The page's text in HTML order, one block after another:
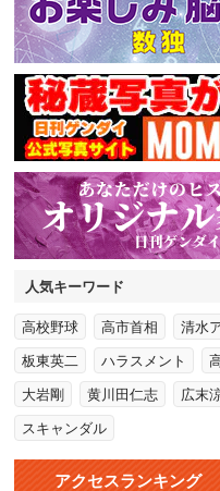
人気キーワード
高校野球 高市首相 清水
板東英二 ハラスメント
大岩剛 黄川田仁志 広末
スキャンダル
アクセスランキング